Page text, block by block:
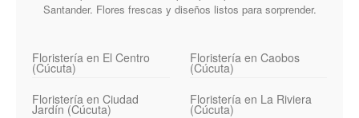
Santander. Flores frescas y diseños listos para sorprender.
Floristería en El Centro
(Cúcuta)
Floristería en Caobos
(Cúcuta)
Floristería en Ciudad
Jardín (Cúcuta)
Floristería en La Riviera
(Cúcuta)